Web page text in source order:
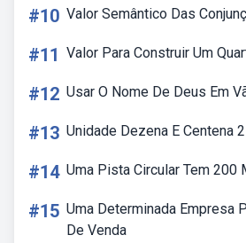
#10 Valor Semântico Das
#11 Valor Para Construir Um
#12 Usar O Nome De Deus Em
#13 Unidade Dezena E Centena
#14 Uma Pista Circular Tem 200
#15 Uma Determinada Empresa
De Venda